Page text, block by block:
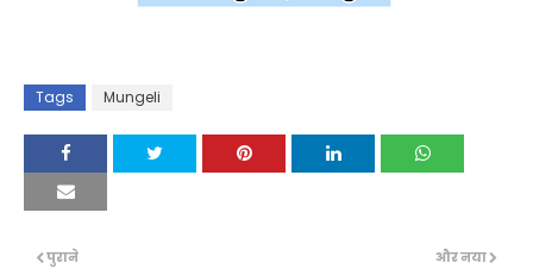
Tags Mungeli
और नया
पुराने